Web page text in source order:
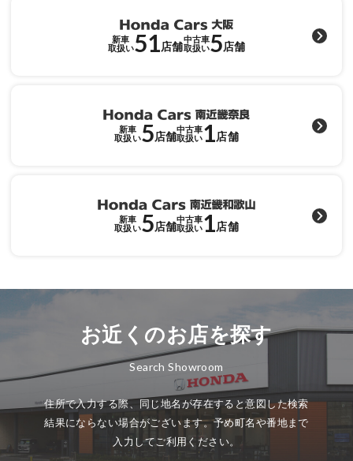
新車
取扱い51店舗
中古車
取扱い5店舗
新車
取扱い5店舗
中古車
取扱い1店舗
新車
取扱い5店舗
中古車
取扱い1店舗
お近くのお店を探す
Search Showroom
住所で入力する際、同じ地名が存在すると意図した検索
結果にならない場合がございます。予め町名や番地まで
入力してご利用ください。